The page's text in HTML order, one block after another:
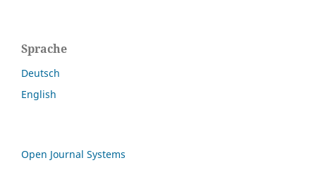
Sprache
Deutsch
English
Open Journal Systems